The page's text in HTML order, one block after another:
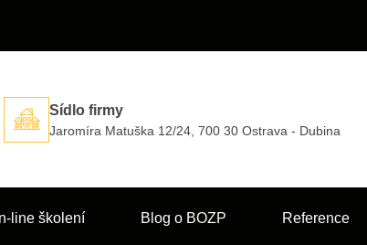
Sídlo firmy
Jaromíra Matuška 12/24, 700 30 Ostrava - Dubina
line školení Blog o BOZP Reference